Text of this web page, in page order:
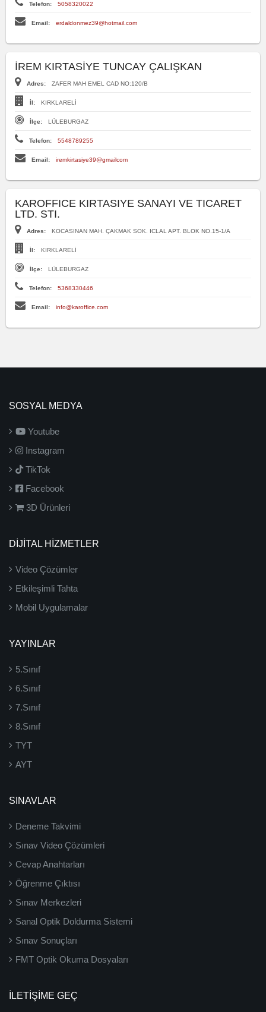
Telefon: 5058320022
Email: erdaldonmez39@hotmail.com
İREM KIRTASİYE TUNCAY ÇALIŞKAN
Adres: ZAFER MAH EMEL CAD NO:120/B
İl: KIRKLARELİ
İlçe: LÜLEBURGAZ
Telefon: 5548789255
Email: iremkirtasiye39@gmailcom
KAROFFICE KIRTASIYE SANAYI VE TICARET
LTD. STI.
Adres: KOCASINAN MAH. ÇAKMAK SOK. ICLAL APT. BLOK NO.15-1/A
İl: KIRKLARELİ
İlçe: LÜLEBURGAZ
Telefon: 5368330446
Email: info@karoffice.com
SOSYAL MEDYA
Youtube
Instagram
TikTok
Facebook
3D Ürünleri
DİJİTAL HİZMETLER
Video Çözümler
Etkileşimli Tahta
Mobil Uygulamalar
YAYINLAR
5.Sınıf
6.Sınıf
7.Sınıf
8.Sınıf
TYT
AYT
SINAVLAR
Deneme Takvimi
Sınav Video Çözümleri
Cevap Anahtarları
Öğrenme Çıktısı
Sınav Merkezleri
Sanal Optik Doldurma Sistemi
Sınav Sonuçları
FMT Optik Okuma Dosyaları
İLETIŞIME GEÇ